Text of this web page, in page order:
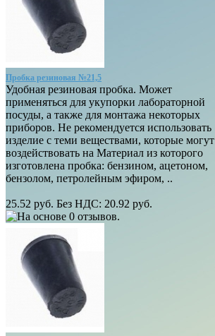
Пробка резиновая №21,5
Удобная резиновая пробка. Может
применяться для укупорки лабораторной
посуды, а также для монтажа некоторых
приборов. Не рекомендуется использовать
изделие с теми веществами, которые могут
воздействовать на Материал из которого
изготовлена пробка: бензином, ацетоном,
бензолом, петролейным эфиром, ..
25.52 руб. Без НДС: 20.92 руб.